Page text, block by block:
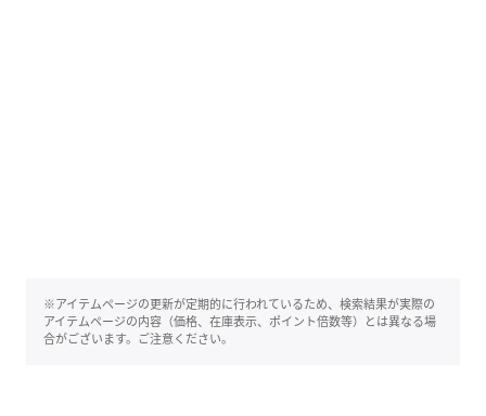
※アイテムページの更新が定期的に行われているため、検索結果が実際の
アイテムページの内容（価格、在庫表示、ポイント倍数等）とは異なる場
合がございます。ご注意ください。